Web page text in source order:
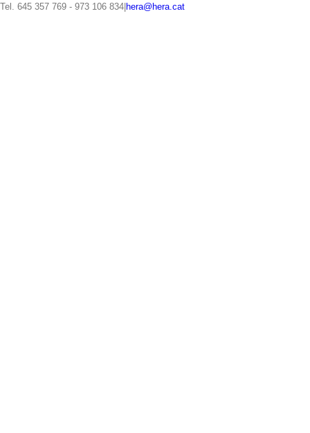
Saltar
Tel. 645 357 769 - 973 106 834 hera@hera.cat